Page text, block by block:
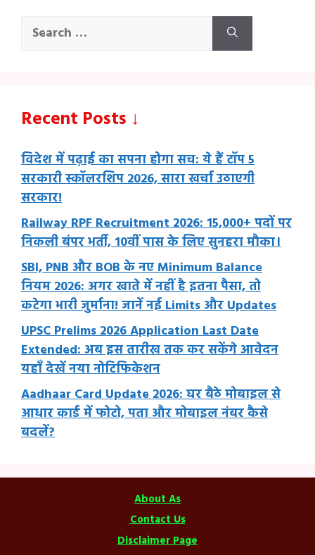
Search
Recent Posts ↓
विदेश में पढ़ाई का सपना होगा सच: ये हैं टॉप 5
सरकारी स्कॉलरशिप 2026, सारा खर्चा उठाएगी
सरकार!
Railway RPF Recruitment 2026: 15,000+ पदों पर
निकली बंपर भर्ती, 10वीं पास के लिए सुनहरा मौका।
SBI, PNB और BOB के नए Minimum Balance
नियम 2026: अगर खाते में नहीं है इतना पैसा, तो
कटेगा भारी जुर्माना! जानें नई Limits और Updates
UPSC Prelims 2026 Application Last Date
Extended: अब इस तारीख तक कर सकेंगे आवेदन
यहाँ देखें नया नोटिफिकेशन
Aadhaar Card Update 2026: घर बैठे मोबाइल से
आधार कार्ड में फोटो, पता और मोबाइल नंबर कैसे
बदलें?
About As
Contact Us
Disclaimer Page